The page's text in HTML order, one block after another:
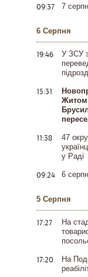
09:37 7
6 Серпня
19:46
У ЗСУ
15:31
11:38
47
у Раді
09:24 6
5 Серпня
17:27
На
17:20
На